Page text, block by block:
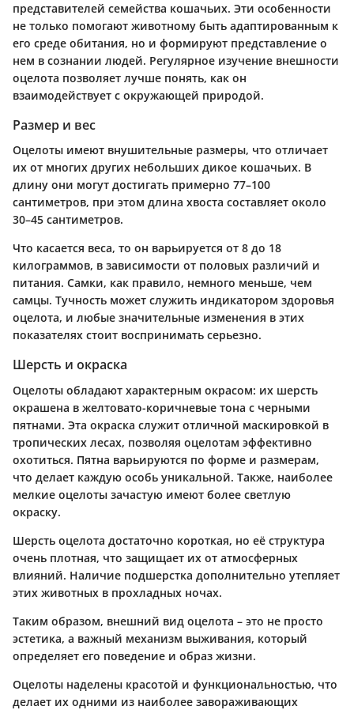
представителей семейства кошачьих. Эти особенности
не только помогают животному быть адаптированным к
его среде обитания, но и формируют представление о
нем в сознании людей. Регулярное изучение внешности
оцелота позволяет лучше понять, как он
взаимодействует с окружающей природой.
Размер и вес
Оцелоты имеют внушительные размеры, что отличает
их от многих других небольших дикое кошачьих. В
длину они могут достигать примерно 77–100
сантиметров, при этом длина хвоста составляет около
30–45 сантиметров.
Что касается веса, то он варьируется от 8 до 18
килограммов, в зависимости от половых различий и
питания. Самки, как правило, немного меньше, чем
самцы. Тучность может служить индикатором здоровья
оцелота, и любые значительные изменения в этих
показателях стоит воспринимать серьезно.
Шерсть и окраска
Оцелоты обладают характерным окрасом: их шерсть
окрашена в желтовато-коричневые тона с черными
пятнами. Эта окраска служит отличной маскировкой в
тропических лесах, позволяя оцелотам эффективно
охотиться. Пятна варьируются по форме и размерам,
что делает каждую особь уникальной. Также, наиболее
мелкие оцелоты зачастую имеют более светлую
окраску.
Шерсть оцелота достаточно короткая, но её структура
очень плотная, что защищает их от атмосферных
влияний. Наличие подшерстка дополнительно утепляет
этих животных в прохладных ночах.
Таким образом, внешний вид оцелота – это не просто
эстетика, а важный механизм выживания, который
определяет его поведение и образ жизни.
Оцелоты наделены красотой и функциональностью, что
делает их одними из наиболее завораживающих